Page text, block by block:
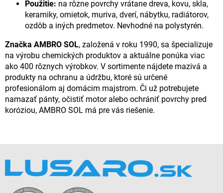
Použitie: na rôzne povrchy vrátane dreva, kovu, skla,
keramiky, omietok, muriva, dverí, nábytku, radiátorov,
ozdôb a iných predmetov. Nevhodné na polystyrén.
Značka AMBRO SOL, založená v roku 1990, sa špecializuje
na výrobu chemických produktov a aktuálne ponúka viac
ako 400 rôznych výrobkov. V sortimente nájdete mazivá a
produkty na ochranu a údržbu, ktoré sú určené
profesionálom aj domácim majstrom. Či už potrebujete
namazať pánty, očistiť motor alebo ochrániť povrchy pred
koróziou, AMBRO SOL má pre vás riešenie.